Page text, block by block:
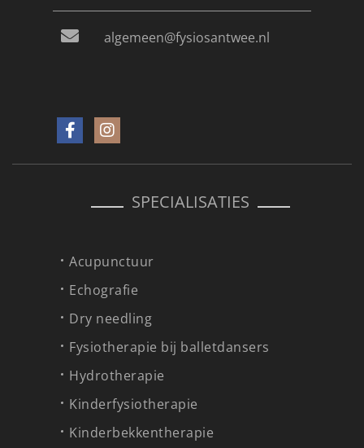
algemeen@fysiosantwee.nl
SPECIALISATIES
Acupunctuur
Echografie
Dry needling
Fysiotherapie bij balletdansers
Hydrotherapie
Kinderfysiotherapie
Kinderbekkentherapie